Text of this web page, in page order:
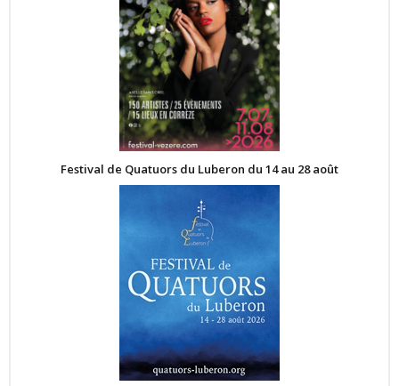
Festival de Quatuors du Luberon du 14 au 28 août